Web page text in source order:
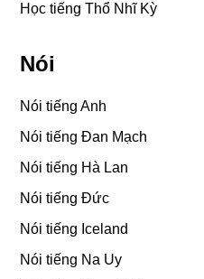
Học tiếng Thổ Nhĩ Kỳ
Nói
Nói tiếng Anh
Nói tiếng Đan Mạch
Nói tiếng Hà Lan
Nói tiếng Đức
Nói tiếng Iceland
Nói tiếng Na Uy